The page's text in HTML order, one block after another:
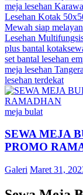
meja lesehan
Lesehan Kotak
Mewah siap
Lesehan Multifungsi
plus bantal kotak
set bantal lesehan
meja lesehan
lesehan terdekat
meja bulat
SEWA MEJA
PROMO
Galeri Maret 31,